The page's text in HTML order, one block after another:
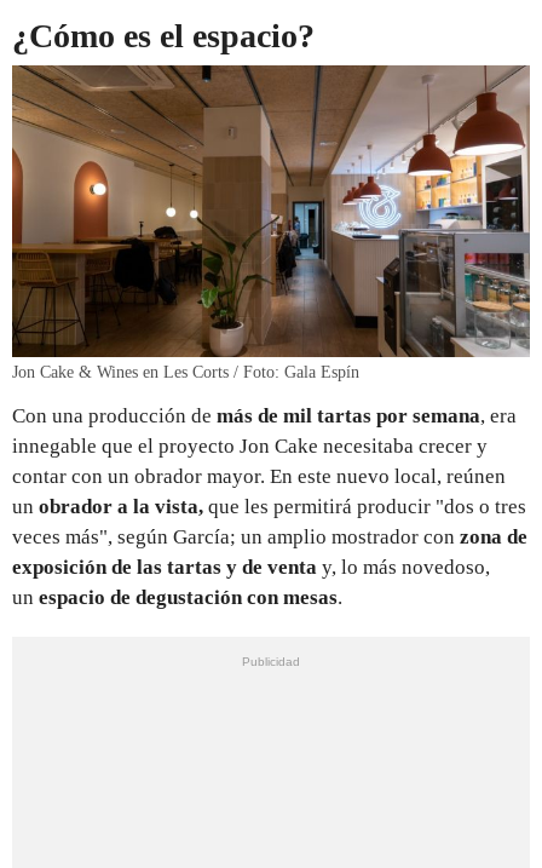
¿Cómo es el espacio?
Jon Cake & Wines en Les Corts / Foto: Gala Espín
Con una producción de más de mil tartas por semana, era
innegable que el proyecto Jon Cake necesitaba crecer y
contar con un obrador mayor. En este nuevo local, reúnen
un obrador a la vista, que les permitirá producir "dos o tres
veces más", según García; un amplio mostrador con zona de
exposición de las tartas y de venta y, lo más novedoso,
un espacio de degustación con mesas.